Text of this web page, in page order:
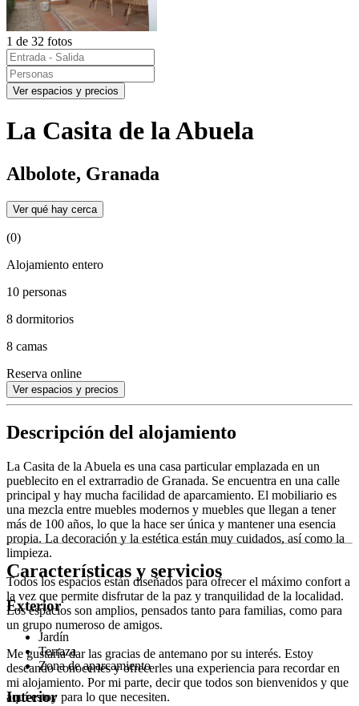
1 de 32 fotos
Ver espacios y precios
La Casita de la Abuela
Albolote, Granada
Ver qué hay cerca
(0)
Alojamiento entero
10 personas
8 dormitorios
8 camas
Reserva online
Ver espacios y precios
Descripción del alojamiento
La Casita de la Abuela es una casa particular emplazada en un
pueblecito en el extrarradio de Granada. Se encuentra en una calle
principal y hay mucha facilidad de aparcamiento. El mobiliario es
una mezcla entre muebles modernos y muebles que llegan a tener
más de 100 años, lo que la hace ser única y mantener una esencia
propia. La decoración y la estética están muy cuidados, así como la
limpieza.
Todos los espacios están diseñados para ofrecer el máximo confort a
la vez que permite disfrutar de la paz y tranquilidad de la localidad.
Los espacios son amplios, pensados tanto para familias, como para
un grupo numeroso de amigos.
Me gustaría dar las gracias de antemano por su interés. Estoy
deseando conocerles y ofrecerles una experiencia para recordar en
mi alojamiento. Por mi parte, decir que todos son bienvenidos y que
aquí estoy para lo que necesiten.
Características y servicios
Exterior
Jardín
Terraza
Zona de aparcamiento
Interior